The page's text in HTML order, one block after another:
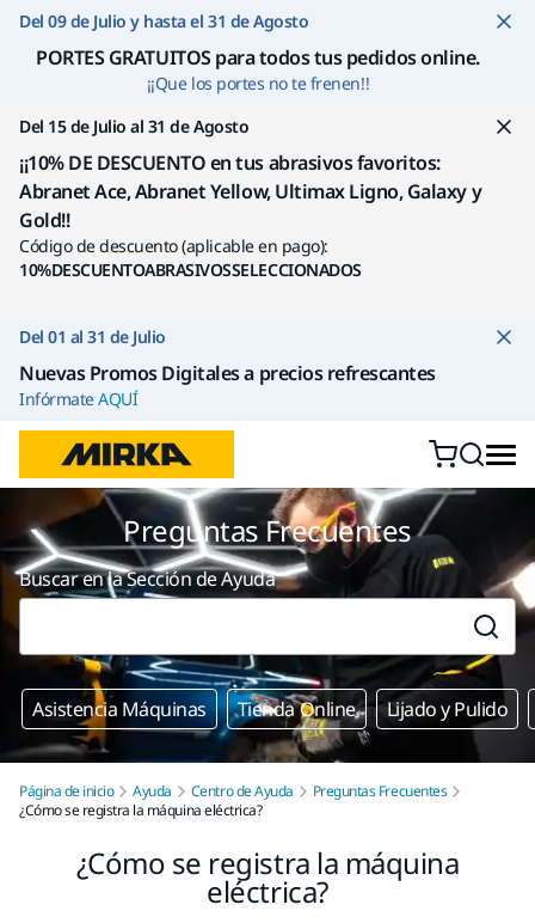
Ir a contenido
Del 09 de Julio y hasta el 31 de Agosto
PORTES GRATUITOS para todos tus pedidos online.
¡¡Que los portes no te frenen!!
Del 15 de Julio al 31 de Agosto
¡¡10% DE DESCUENTO en tus abrasivos favoritos:
Abranet Ace, Abranet Yellow, Ultimax Ligno, Galaxy y
Gold!!
Código de descuento (aplicable en pago):
10%DESCUENTOABRASIVOSSELECCIONADOS
Del 01 al 31 de Julio
Nuevas Promos Digitales a precios refrescantes
InfórmateAQUÍ
Preguntas Frecuentes
Buscar en la Sección de Ayuda
Asistencia Máquinas Tienda Online Lijado y Pulido
Página de inicio Ayuda Centro de Ayuda
Preguntas Frecuentes
¿Cómo se registra la máquina eléctrica?
¿Cómo se registra la máquina
eléctrica?